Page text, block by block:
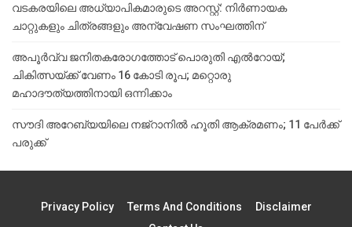
വടകരയിലെ അധ്യാപികമാരുടെ അറസ്റ്റ്: നിർണായക
ചാറ്റുകളും ചിത്രങ്ങളും അന്വേഷണ സംഘത്തിന്
അപൂര്‍വ്വ ജനിതകരോഗത്തോട് പൊരുതി എല്‍റോയ്;
ചികിത്സയ്ക്ക് വേണം 16 കോടി രൂപ; മറ്റൊരു
മഹാദൗത്യത്തിനായി ഒന്നിക്കാം
സൗദി അറേബ്യയിലെ നജ്‌റാനില്‍ ഹൂതി ആക്രമണം; 11 പേര്‍ക്ക്
പരുക്ക്
Privacy Policy Terms And Conditions
Disclaimer